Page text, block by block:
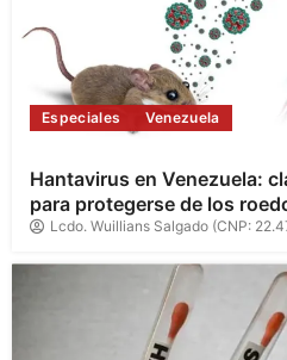
Especiales Venezuela
Hantavirus en Venezuela:
para protegerse de los
Lcdo. Wuillians Salgado (CNP: